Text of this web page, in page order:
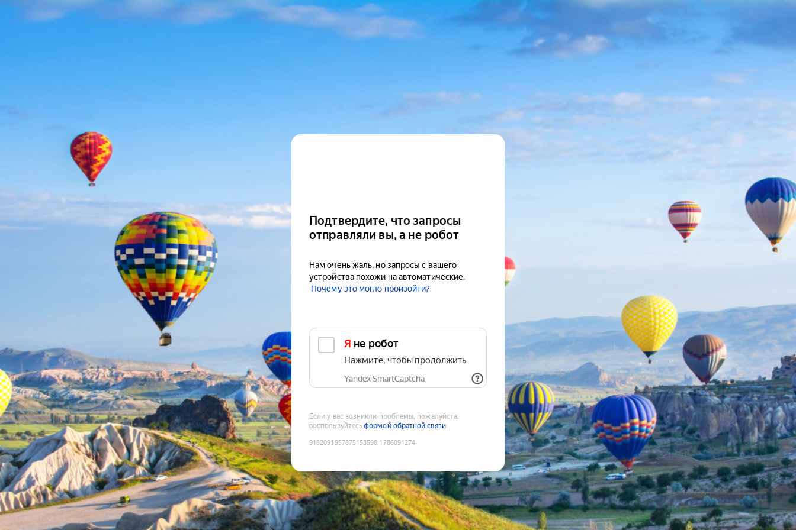
Подтвердите, что запросы
отправляли вы, а не робот
Нам очень жаль, но запросы с вашего
устройства похожи на автоматические.
Почему это могло произойти?
Я не робот
Нажмите, чтобы продолжить
Yandex SmartCaptcha
Если у вас возникли проблемы, пожалуйста,
воспользуйтесьформой обратной связи
9182091957875153598:1786091274